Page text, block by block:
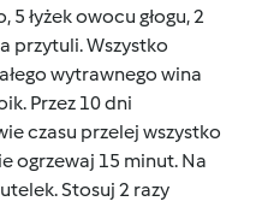
5 łyżek owocu głogu, 2
przytuli. Wszystko
wytrawnego wina
Przez 10 dni
czasu przelej wszystko
ogrzewaj 15 minut. Na
Stosuj 2 razy